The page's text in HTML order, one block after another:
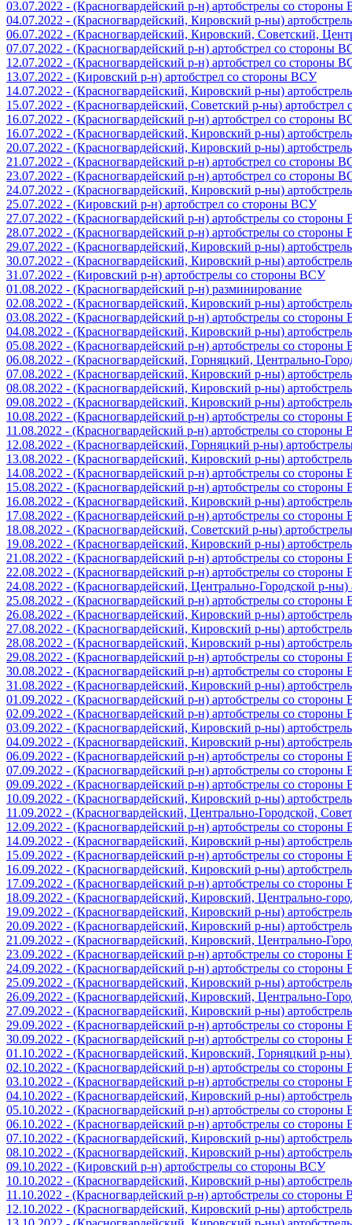
03.07.2022 - (Красногвардейский р-н) артобстрелы со
04.07.2022 - (Красногвардейский, Кировский р-ны)
06.07.2022 - (Красногвардейский, Кировский, Советский,
07.07.2022 - (Красногвардейский р-н) артобстрел со стороны
12.07.2022 - (Красногвардейский р-н) артобстрел со стороны
13.07.2022 - (Кировский р-н) артобстрел со стороны ВСУ
14.07.2022 - (Красногвардейский, Кировский р-ны)
15.07.2022 - (Красногвардейский, Советский р-ны)
16.07.2022 - (Красногвардейский р-н) артобстрел со стороны
16.07.2022 - (Красногвардейский, Кировский р-ны)
20.07.2022 - (Красногвардейский, Кировский р-ны)
21.07.2022 - (Красногвардейский р-н) артобстрел со стороны
23.07.2022 - (Красногвардейский р-н) артобстрел со стороны
24.07.2022 - (Красногвардейский, Кировский р-ны)
25.07.2022 - (Кировский р-н) артобстрел со стороны ВСУ
27.07.2022 - (Красногвардейский р-н) артобстрелы со
28.07.2022 - (Красногвардейский р-н) артобстрелы со
29.07.2022 - (Красногвардейский, Кировский р-ны)
30.07.2022 - (Красногвардейский, Кировский р-ны)
31.07.2022 - (Кировский р-н) артобстрелы со стороны ВСУ
01.08.2022 - (Красногвардейский р-н) разминирование
02.08.2022 - (Красногвардейский, Кировский р-ны)
03.08.2022 - (Красногвардейский р-н) артобстрелы со
04.08.2022 - (Красногвардейский, Кировский р-ны)
05.08.2022 - (Красногвардейский р-н) артобстрелы со
06.08.2022 - (Красногвардейский, Горняцкий, Центрально-
07.08.2022 - (Красногвардейский, Кировский р-ны)
08.08.2022 - (Красногвардейский, Кировский р-ны)
09.08.2022 - (Красногвардейский, Кировский р-ны)
10.08.2022 - (Красногвардейский р-н) артобстрелы со
11.08.2022 - (Красногвардейский р-н) артобстрелы со стороны
12.08.2022 - (Красногвардейский, Горняцкий р-ны)
13.08.2022 - (Красногвардейский, Кировский р-ны)
14.08.2022 - (Красногвардейский р-н) артобстрелы со
15.08.2022 - (Красногвардейский р-н) артобстрелы со
16.08.2022 - (Красногвардейский, Кировский р-ны)
17.08.2022 - (Красногвардейский р-н) артобстрелы со
18.08.2022 - (Красногвардейский, Советский р-ны)
19.08.2022 - (Красногвардейский, Кировский р-ны)
21.08.2022 - (Красногвардейский р-н) артобстрелы со
22.08.2022 - (Красногвардейский р-н) артобстрелы со
24.08.2022 - (Красногвардейский, Центрально-Городской р-
25.08.2022 - (Красногвардейский р-н) артобстрелы со
26.08.2022 - (Красногвардейский, Кировский р-ны)
27.08.2022 - (Красногвардейский, Кировский р-ны)
28.08.2022 - (Красногвардейский, Кировский р-ны)
29.08.2022 - (Красногвардейский р-н) артобстрелы со
30.08.2022 - (Красногвардейский р-н) артобстрелы со
31.08.2022 - (Красногвардейский, Кировский р-ны)
01.09.2022 - (Красногвардейский р-н) артобстрелы со
02.09.2022 - (Красногвардейский р-н) артобстрелы со
03.09.2022 - (Красногвардейский, Кировский р-ны)
04.09.2022 - (Красногвардейский, Кировский р-ны)
06.09.2022 - (Красногвардейский р-н) артобстрелы со
07.09.2022 - (Красногвардейский р-н) артобстрелы со
09.09.2022 - (Красногвардейский р-н) артобстрелы со
10.09.2022 - (Красногвардейский, Кировский р-ны)
11.09.2022 - (Красногвардейский, Центрально-Городской,
12.09.2022 - (Красногвардейский р-н) артобстрелы со
14.09.2022 - (Красногвардейский, Кировский р-ны)
15.09.2022 - (Красногвардейский р-н) артобстрелы со
16.09.2022 - (Красногвардейский, Кировский р-ны)
17.09.2022 - (Красногвардейский р-н) артобстрелы со
18.09.2022 - (Красногвардейский, Кировский, Центрально-
19.09.2022 - (Красногвардейский, Кировский р-ны)
20.09.2022 - (Красногвардейский, Кировский р-ны)
21.09.2022 - (Красногвардейский, Кировский, Центрально-
23.09.2022 - (Красногвардейский р-н) артобстрелы со
24.09.2022 - (Красногвардейский р-н) артобстрелы со
25.09.2022 - (Красногвардейский, Кировский р-ны)
26.09.2022 - (Красногвардейский, Кировский, Центрально-
27.09.2022 - (Красногвардейский, Кировский р-ны)
29.09.2022 - (Красногвардейский р-н) артобстрелы со
30.09.2022 - (Красногвардейский р-н) артобстрелы со
01.10.2022 - (Красногвардейский, Кировский, Горняцкий р-
02.10.2022 - (Красногвардейский р-н) артобстрелы со
03.10.2022 - (Красногвардейский р-н) артобстрелы со
04.10.2022 - (Красногвардейский, Кировский р-ны)
05.10.2022 - (Красногвардейский р-н) артобстрелы со
06.10.2022 - (Красногвардейский р-н) артобстрелы со
07.10.2022 - (Красногвардейский, Кировский р-ны)
08.10.2022 - (Красногвардейский, Кировский р-ны)
09.10.2022 - (Кировский р-н) артобстрелы со стороны ВСУ
10.10.2022 - (Красногвардейский, Кировский р-ны)
11.10.2022 - (Красногвардейский р-н) артобстрелы со стороны
12.10.2022 - (Красногвардейский, Кировский р-ны)